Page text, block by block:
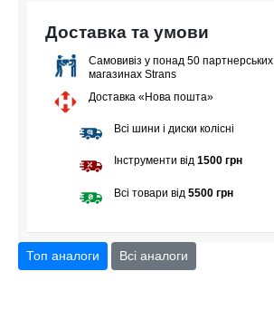
Доставка та умови
Самовивіз у понад 50 партнерських
магазинах Strans
Доставка «Нова пошта»
Всі шини і диски колісні
Інструменти від1500 грн
Всі товари від5500 грн
Топ аналоги Всі аналоги